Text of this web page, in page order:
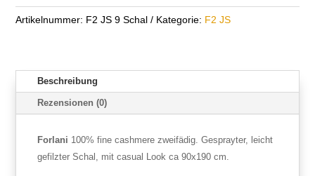
Artikelnummer: F2 JS 9 Schal Kategorie: F2 JS
Beschreibung
Rezensionen (0)
Forlani 100% fine cashmere zweifädig. Gesprayter, leicht
gefilzter Schal, mit casual Look ca 90x190 cm.